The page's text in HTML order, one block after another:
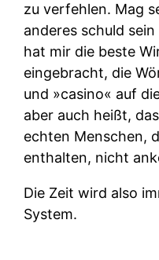
zu verfehlen. Mag
anderes schuld
hat mir die beste
eingebracht, die
und »casino« auf
aber auch heißt,
echten Menschen,
enthalten, nicht
Die Zeit wird also
System.